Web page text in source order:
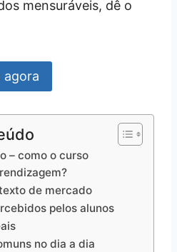
mensuráveis, dê o
agora
– como o curso
de mercado
pelos alunos
no dia a dia